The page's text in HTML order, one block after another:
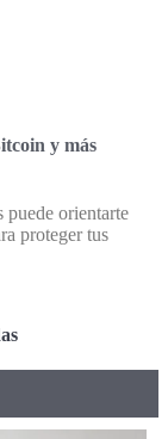
y más
puede orientarte
proteger tus